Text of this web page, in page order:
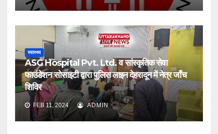
स्वास्थ्य
ASG Hospital Pvt. Ltd. व सांस्कृतिक सेवा
फाउंडेशन सोसाइटी द्वारा पुलिस लाइन देहरादून में नेत्र जाँच
शिविर
FEB 11, 2024 ADMIN